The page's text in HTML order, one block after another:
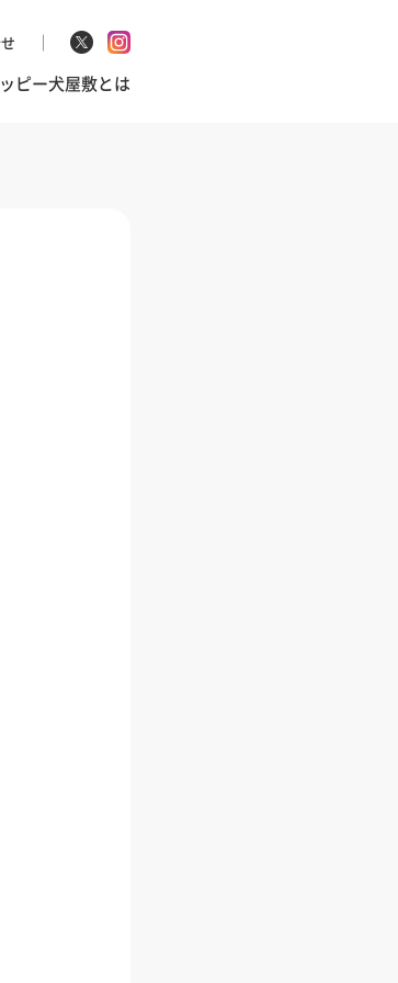
ピー犬屋敷とは